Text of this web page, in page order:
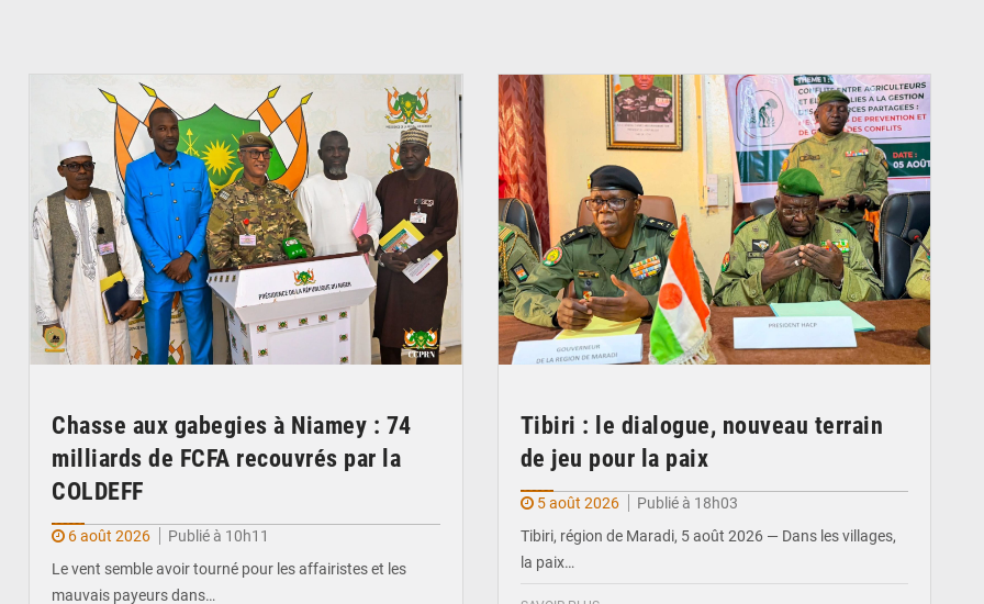
Chasse aux gabegies à Niamey : 74
milliards de FCFA recouvrés par la
COLDEFF
6 août 2026
Publié à 10h11
Le vent semble avoir tourné pour les affairistes et les
mauvais payeurs dans…
Tibiri : le dialogue, nouveau terrain
de jeu pour la paix
5 août 2026
Publié à 18h03
Tibiri, région de Maradi, 5 août 2026 — Dans les villages,
la paix…